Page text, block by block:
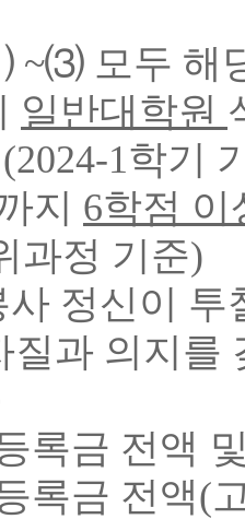
~⑶ 모두 해
일반대학원
(2024-1학기
지 6학점 이
과정 기준)
정신이
질과 의지를
록금 전액
록금 전액(